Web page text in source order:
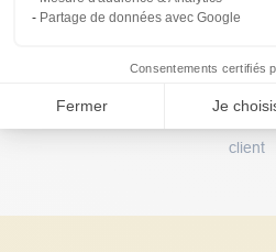
Partage de données avec Google
Consentements certifiés
Fermer Je
client